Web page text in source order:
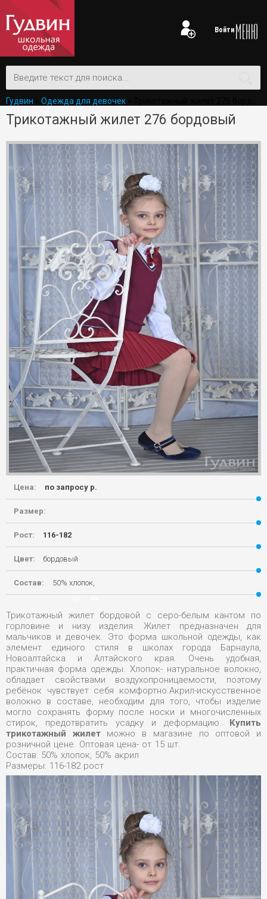
Гудвин Одежда для девочек
Войти
Трикотажный жилет 276 бордовый
Цена: по запросу р.
Размер:
Рост: 116-182
Цвет: бордовый
Состав:
50% хлопок,
Трикотажный жилет бордовой с серо-белым кантом по
горловине и низу изделия. Жилет предназначен для
мальчиков и девочек. Это форма школьной одежды, как
элемент единого стиля в школах города Барнаула,
Новоалтайска и Алтайского края. Очень удобная,
практичная форма одежды. Хлопок- натуральное волокно,
обладает свойствами воздухопроницаемости, поэтому
ребёнок чувствует себя комфортно.Акрил-искусственное
волокно в составе, необходим для того, чтобы изделие
могло сохранять форму после носки и многочисленных
стирок, предотвратить усадку и деформацию. Купить
трикотажный жилет можно в магазине по оптовой и
розничной цене. Оптовая цена- от 15 шт.
Состав: 50% хлопок, 50% акрил
Размеры: 116-182 рост